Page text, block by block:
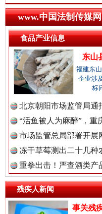
中
中
三年瞒报超千万 隐匿收
www.中国法制传媒
食品产业信息
东山
福建东
企业涉
标
北京朝阳市场监管局通
“活鱼被人为麻醉”，重
市场监管总局部署开展
冻干草莓测出二十几种
重拳出击！严查酒类产
残疾人新闻
事关残